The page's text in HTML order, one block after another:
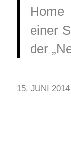
einer
der
15. JUNI 2014